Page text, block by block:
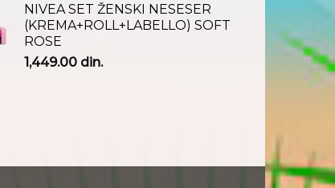
NIVEA SET ŽENSKI NESESER
(KREMA+ROLL+LABELLO) SOFT
ROSE
1,449.00 din.